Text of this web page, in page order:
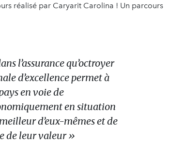
réalisé par Caryarit Carolina ! Un parcours
l’assurance qu’octroyer
d’excellence permet à
en voie de
en situation
d’eux-mêmes et de
de leur valeur »